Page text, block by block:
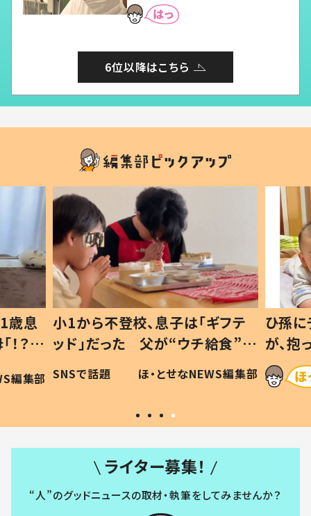
6位以降はこちら
歳息
？」
編集部
小1から不登校、息子は「ギフテ
ッド」だった 父が“ウチ給食”を
作り続ける理由とは #令和の親
#令和の子
SNSで話題 ほ・とせなNEWS編集部
ひ孫
が、
「涙が
い」
ライター募集！
“人”のグッドニュースの取材・執筆をしてみませんか？